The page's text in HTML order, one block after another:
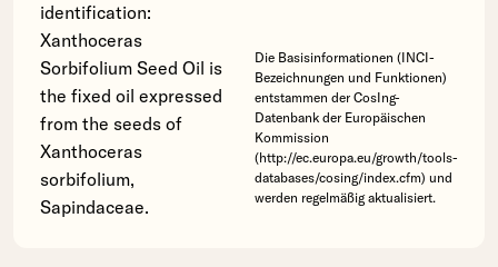
identification:
Xanthoceras
Sorbifolium Seed Oil is
the fixed oil expressed
from the seeds of
Xanthoceras
sorbifolium,
Sapindaceae.
Die Basisinformationen (INCI-
Bezeichnungen und Funktionen)
entstammen der CosIng-
Datenbank der Europäischen
Kommission
(http://ec.europa.eu/growth/tools-
databases/cosing/index.cfm) und
werden regelmäßig aktualisiert.